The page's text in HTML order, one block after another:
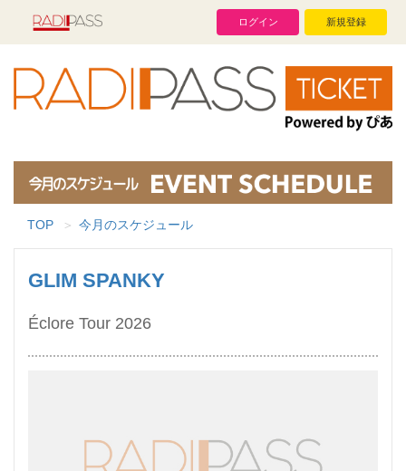
ログイン 新規登録
TOP 今月のスケジュール
GLIM SPANKY
Éclore Tour 2026